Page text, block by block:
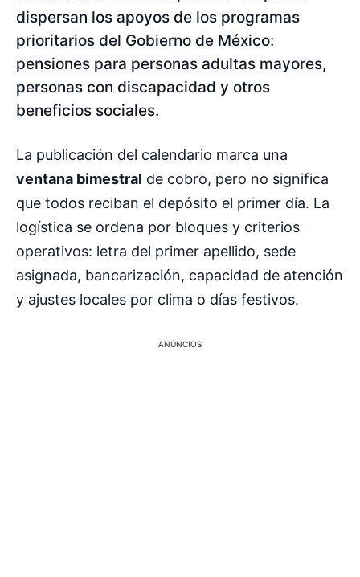
dispersan los apoyos de los programas
prioritarios del Gobierno de México:
pensiones para personas adultas mayores,
personas con discapacidad y otros
beneficios sociales.
La publicación del calendario marca una
ventana bimestral de cobro, pero no significa
que todos reciban el depósito el primer día. La
logística se ordena por bloques y criterios
operativos: letra del primer apellido, sede
asignada, bancarización, capacidad de atención
y ajustes locales por clima o días festivos.
ANÚNCIOS